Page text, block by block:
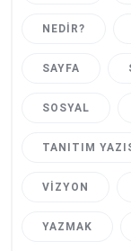
NEDIR?
SAYFA
SOSYAL
TANITIM
VIZYON
YAZMAK